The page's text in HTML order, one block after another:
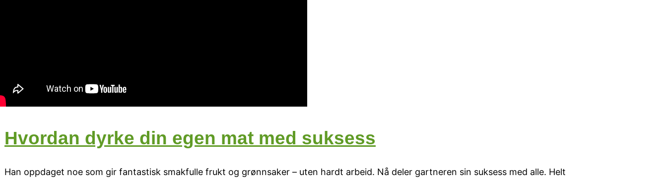
Hvordan dyrke din egen mat med suksess
­­­Han oppdaget noe som gir fantastisk smakfulle frukt og grønnsaker – uten hardt arbeid. Nå deler gartneren sin suksess med alle. Helt